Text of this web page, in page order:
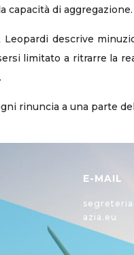
capacità di aggregazione.
Leopardi descrive
limitato a ritrarre la
rinuncia a una parte
E-MAIL
azia.eu